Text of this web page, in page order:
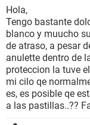
BIENESTAR
SEXUALIDAD
GLOSARIO
Hola,
Tengo bastante
blanco y muucho
de atraso, a pesar
anulette dentro de
proteccion la tuve
mi cilo qe
es, es posible qe
a las pastillas..??